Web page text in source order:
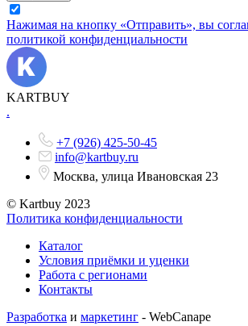
Нажимая на кнопку «Отправить», вы
политикой конфиденциальности
KARTBUY
.
+7 (926) 425-50-45
info@kartbuy.ru
Москва, улица Ивановская 23
© Kartbuy 2023
Политика конфиденциальности
Каталог
Условия приёмки и уценки
Работа с регионами
Контакты
Разработка и маркетинг - WebCanape